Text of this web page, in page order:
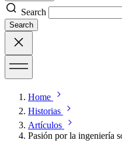
Search
Search
Home
Historias
Artículos
Pasión por la ingeniería